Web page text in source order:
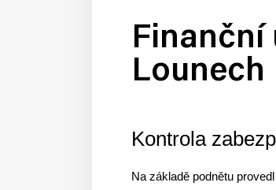
Finanční
Lounech
Kontrola
Na základě podnětu